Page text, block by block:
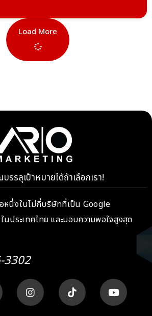
Load More
รรลุเป้าหมายได้ถ้าเลือกเรา!
นึ่งในไม่กี่บริษัทที่เป็น Google
ประเทศไทย และมอบความพอใจสูงสุด
3302